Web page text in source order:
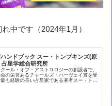
中です（2024年1月）
ンドブック スー・トンプキンズ(原
占星学総合研究所
ール・オブ・アストロロジーの創設者で、
の栄誉あるチャールズ・ハーヴェイ賞を受
も経験の長い占星家である著者スー・トン